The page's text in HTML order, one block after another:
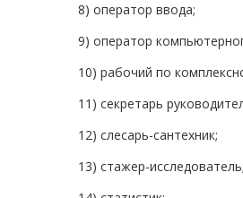
8) оператор ввода;
9) оператор
10) рабочий по
11) секретарь
12) слесарь-сантехник;
13) стажер-исследователь;